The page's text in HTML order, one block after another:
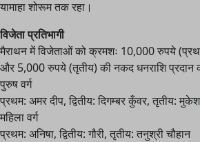
यामाहा शोरूम तक रहा।
विजेता प्रतिभागी
मैराथन में विजेताओं को क्रमशः 10,000 रुपये
और 5,000 रुपये (तृतीय) की नकद धनराशि प्रदान
पुरुष वर्ग
प्रथम: अमर दीप, द्वितीय: दिगम्बर कुँवर, तृतीय: मुकेश
महिला वर्ग
प्रथम: अनिषा, द्वितीय: गौरी, तृतीय: तनुश्री चौहान